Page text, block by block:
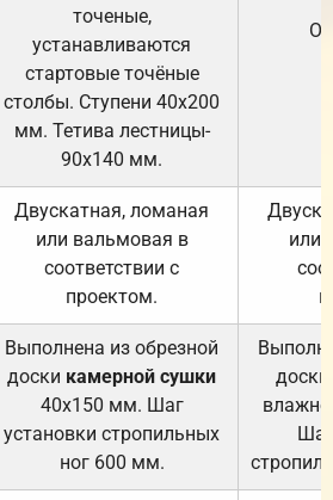
точеные,
устанавливаются
стартовые точёные
столбы. Ступени 40х200
мм. Тетива лестницы-
90х140 мм.
Двускатная, ломаная
или вальмовая в
соответствии с
проектом.
или
Выполнена из обрезной
доски камерной сушки
40х150 мм. Шаг
установки стропильных
ног 600 мм.
доски